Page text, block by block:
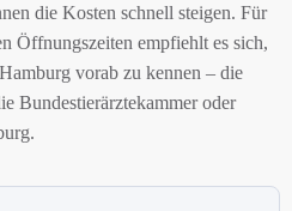
die Kosten schnell steigen. Für
Öffnungszeiten empfiehlt es sich,
vorab zu kennen – die
Bundestierärztekammer oder